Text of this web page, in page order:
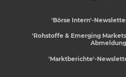
'Börse Intern'-
'Rohstoffe & Emerging
Abmeldung
'Marktberichte'-